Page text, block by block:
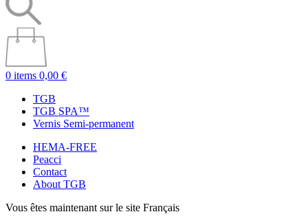
0 items 0,00 €
TGB
TGB SPA™
Vernis Semi-permanent
HEMA-FREE
Peacci
Contact
About TGB
Vous êtes maintenant sur le site Français